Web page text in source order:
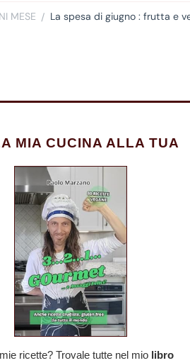
MESE / La spesa di giugno : frutta e
MIA CUCINA ALLA TUA
ricette? Trovale tutte nel mio libro